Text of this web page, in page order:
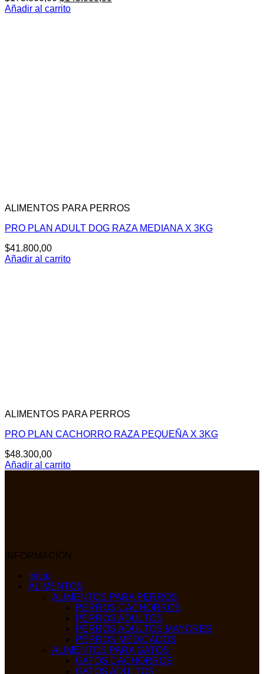
precio
Añadir al carrito
ALIMENTOS PARA PERROS
PRO PLAN ADULT DOG RAZA MEDIANA X 3KG
$41.800,00
Añadir al carrito
ALIMENTOS PARA PERROS
PRO PLAN CACHORRO RAZA PEQUEÑA X 3KG
$48.300,00
Añadir al carrito
INFORMACIÓN
Inicio
ALIMENTOS
ALIMENTOS PARA PERROS
PERROS CACHORROS
PERROS ADULTOS
PERROS ADULTOS MAYORES
PERROS MEDICADOS
ALIMENTOS PARA GATOS
GATOS CACHORROS
GATOS ADULTOS